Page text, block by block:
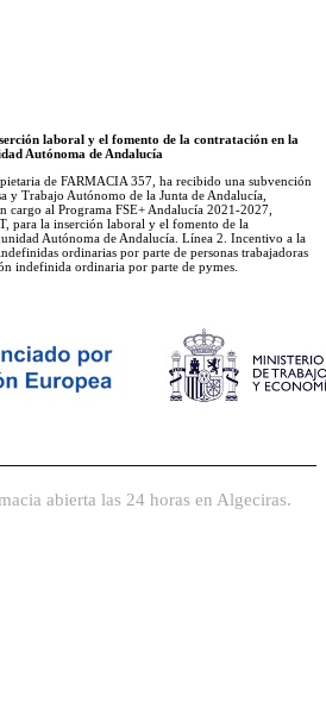
laboral y el fomento de la contratación en la
Autónoma de Andalucía
de FARMACIA 357, ha recibido una subvención
y Trabajo Autónomo de la Junta de Andalucía,
cargo al Programa FSE+ Andalucía 2021-2027,
para la inserción laboral y el fomento de la
Autónoma de Andalucía. Línea 2. Incentivo a la
ordinarias por parte de personas trabajadoras
indefinida ordinaria por parte de pymes.
abierta las 24 horas en Algeciras.